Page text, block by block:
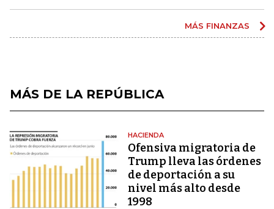
MÁS FINANZAS
MÁS DE LA REPÚBLICA
HACIENDA
Ofensiva migratoria de
Trump lleva las órdenes
de deportación a su
nivel más alto desde
1998